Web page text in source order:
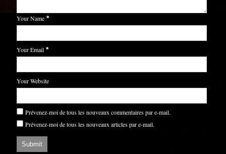
Your Name *
Your Email *
Your Website
Prévenez-moi de tous les nouveaux commentaires par e-mail.
Prévenez-moi de tous les nouveaux articles par e-mail.